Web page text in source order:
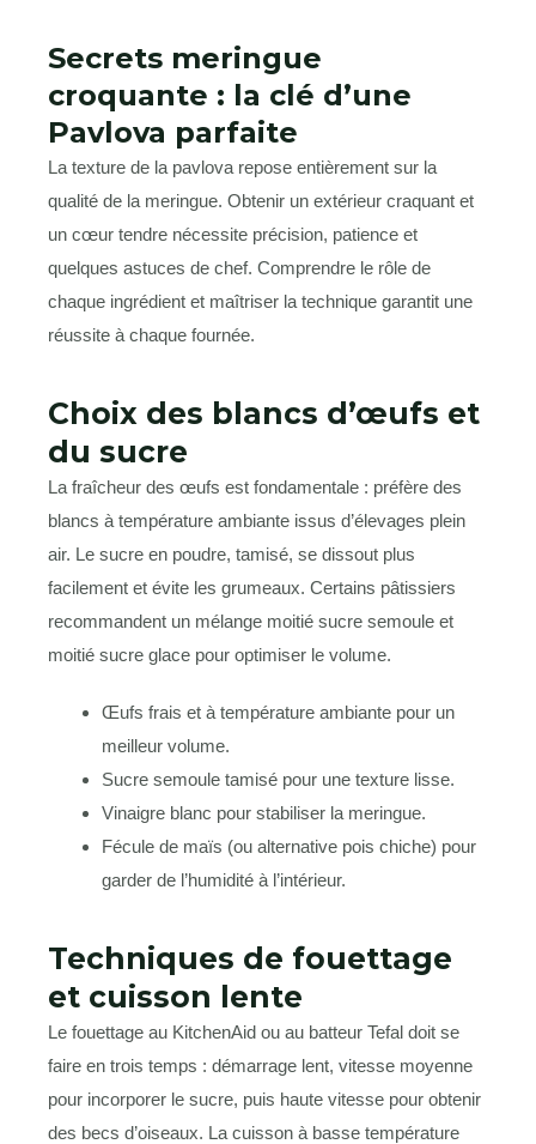
Secrets meringue
croquante : la clé d’une
Pavlova parfaite
La texture de la pavlova repose entièrement sur la
qualité de la meringue. Obtenir un extérieur craquant et
un cœur tendre nécessite précision, patience et
quelques astuces de chef. Comprendre le rôle de
chaque ingrédient et maîtriser la technique garantit une
réussite à chaque fournée.
Choix des blancs d’œufs et
du sucre
La fraîcheur des œufs est fondamentale : préfère des
blancs à température ambiante issus d’élevages plein
air. Le sucre en poudre, tamisé, se dissout plus
facilement et évite les grumeaux. Certains pâtissiers
recommandent un mélange moitié sucre semoule et
moitié sucre glace pour optimiser le volume.
Œufs frais et à température ambiante pour un
meilleur volume.
Sucre semoule tamisé pour une texture lisse.
Vinaigre blanc pour stabiliser la meringue.
Fécule de maïs (ou alternative pois chiche) pour
garder de l’humidité à l’intérieur.
Techniques de fouettage
et cuisson lente
Le fouettage au KitchenAid ou au batteur Tefal doit se
faire en trois temps : démarrage lent, vitesse moyenne
pour incorporer le sucre, puis haute vitesse pour obtenir
des becs d’oiseaux. La cuisson à basse température